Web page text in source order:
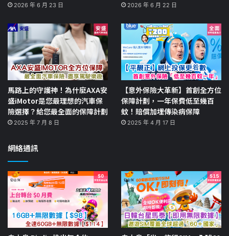
2026 年 6 月 23 日 2026 年 6 月 22 日
馬路上的守護神！為什麼AXA安
盛iMotor是您最理想的汽車保
險選擇？給您最全面的保障計劃
2025 年 7 月 8 日
【意外保險大革新】首創全方位
保障計劃，一年保費低至幾百
蚊！賠償加埋傳染病保障
2025 年 4 月 17 日
網絡通訊